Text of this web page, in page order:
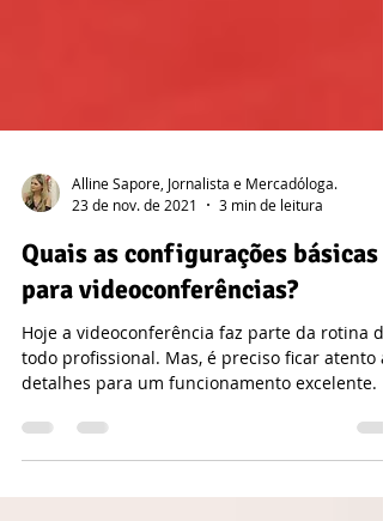
Alline Sapore, Jornalista e Mercadóloga.
23 de nov. de 2021
3 min de leitura
Quais as configurações básicas
para videoconferências?
Hoje a videoconferência faz parte da rotina de